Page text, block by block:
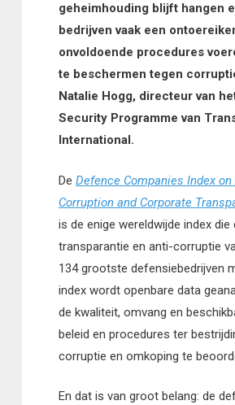
geheimhouding blijft hangen
bedrijven vaak een
onvoldoende procedures
te beschermen tegen
Natalie Hogg, directeur van
Security Programme van
International.
De Defence Companies Index
Corruption and Corporate
is de enige wereldwijde index
transparantie en anti-corruptie
134 grootste defensiebedrijven
index wordt openbare data
de kwaliteit, omvang en
beleid en procedures ter
corruptie en omkoping te
En dat is van groot belang: de